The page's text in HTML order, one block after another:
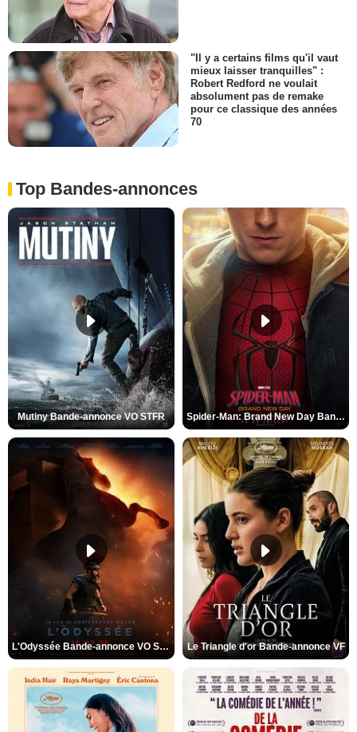
"Il y a certains films qu'il vaut
mieux laisser tranquilles" :
Robert Redford ne voulait
absolument pas de remake
pour ce classique des années
70
Top Bandes-annonces
Mutiny Bande-annonce VO STFR Spider-Man: Brand New Day Bande-annonce VO STFR
L'Odyssée Bande-annonce VO STFR Le Triangle d'or Bande-annonce VF